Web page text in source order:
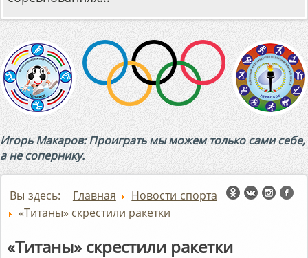
Игорь Макаров: Проиграть мы можем только сами себе,
а не сопернику.
Вы здесь: Главная
Новости спорта
«Титаны» скрестили ракетки
«Титаны» скрестили ракетки